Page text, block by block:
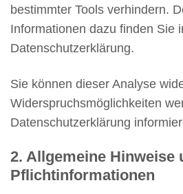
bestimmter Tools verhindern.
Informationen dazu finden Sie
Datenschutzerklärung.
Sie können dieser Analyse
Widerspruchsmöglichkeiten
Datenschutzerklärung
2. Allgemeine Hinweise
Pflichtinformationen